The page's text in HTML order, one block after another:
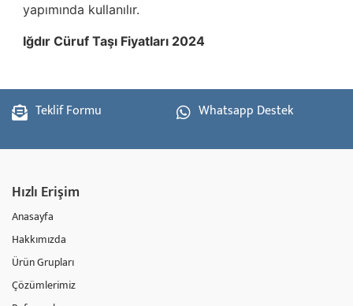
yapımında kullanılır.
Iğdır Cüruf Taşı Fiyatları 2024
Teklif Formu Whatsapp Destek
Hızlı Erişim
Anasayfa
Hakkımızda
Ürün Grupları
Çözümlerimiz